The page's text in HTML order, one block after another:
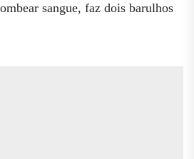
sangue, faz dois barulhos